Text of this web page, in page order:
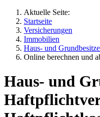
Aktuelle Seite:
Startseite
Versicherungen
Immobilien
Haus- und
Online berechnen und
Haus- und